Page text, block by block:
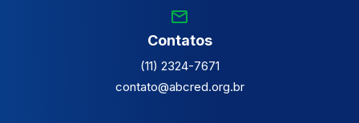
Contatos
(11) 2324-7671
contato@abcred.org.br